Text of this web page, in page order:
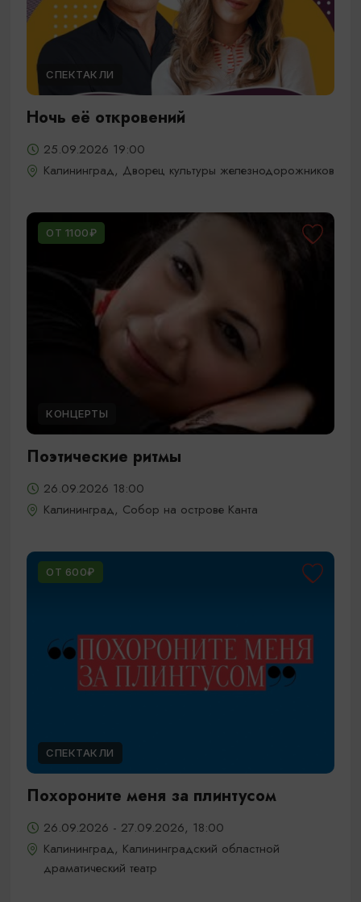
СПЕКТАКЛИ
Ночь её откровений
25.09.2026 19:00
Калининград, Дворец культуры железнодорожников
ОТ 1100₽
КОНЦЕРТЫ
Поэтические ритмы
26.09.2026 18:00
Калининград, Собор на острове Канта
ОТ 600₽
СПЕКТАКЛИ
Похороните меня за плинтусом
26.09.2026 - 27.09.2026, 18:00
Калининград, Калининградский областной
драматический театр